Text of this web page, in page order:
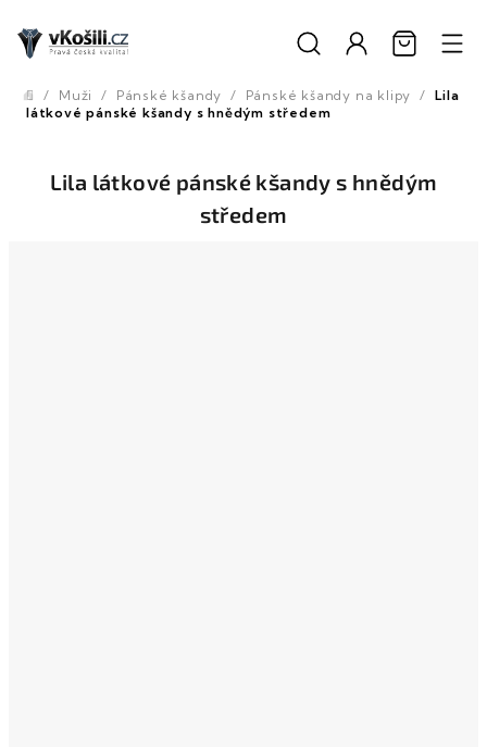
obsah
Domů
/ Muži / Pánské kšandy / Pánské kšandy na klipy / Lila
látkové pánské kšandy s hnědým středem
Lila látkové pánské kšandy s hnědým
středem